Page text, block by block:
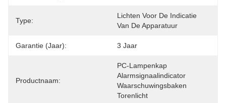
Type:
Lichten Voor De Indicatie
Van De Apparatuur
Garantie (jaar): 3 Jaar
Productnaam:
PC-Lampenkap
Alarmsignaalindicator
Waarschuwingsbaken
Torenlicht